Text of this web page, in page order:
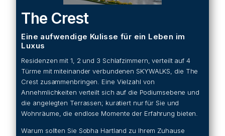
The Crest
Eine aufwendige Kulisse für ein Leben im
Luxus
Residenzen mit 1, 2 und 3 Schlafzimmern, verteilt auf 4
Türme mit miteinander verbundenen SKYWALKS, die The
Crest zusammenbringen. Eine Vielzahl von
Annehmlichkeiten verteilt sich auf die Podiumsebene und
die angelegten Terrassen; kuratiert nur für Sie und
Wohnräume, die endlose Momente der Erfahrung bieten.
Warum sollten Sie Sobha Hartland zu Ihrem Zuhause